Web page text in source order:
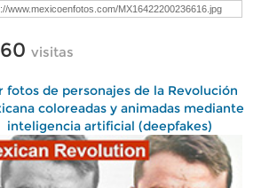
visitas
fotos de personajes de la Revolución
coloreadas y animadas mediante
inteligencia artificial (deepfakes)